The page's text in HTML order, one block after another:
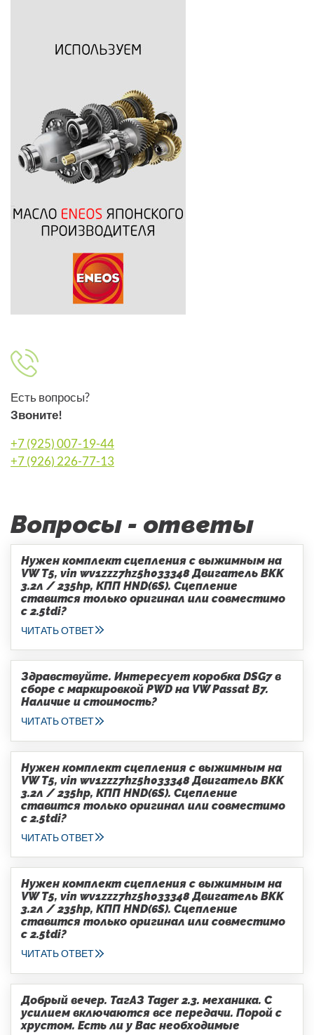
Есть вопросы?
Звоните!
+7 (925) 007-19-44
+7 (926) 226-77-13
Вопросы - ответы
Нужен комплект сцепления с выжимным на
VW T5, vin wv1zzz7hz5h033348 Двигатель BKK
3.2л / 235hp, КПП HND(6S). Сцепление
ставится только оригинал или совместимо
с 2.5tdi?
ЧИТАТЬ ОТВЕТ
Здравствуйте. Интересует коробка DSG7 в
сборе с маркировкой PWD на VW Passat B7.
Наличие и стоимость?
ЧИТАТЬ ОТВЕТ
Нужен комплект сцепления с выжимным на
VW T5, vin wv1zzz7hz5h033348 Двигатель BKK
3.2л / 235hp, КПП HND(6S). Сцепление
ставится только оригинал или совместимо
с 2.5tdi?
ЧИТАТЬ ОТВЕТ
Нужен комплект сцепления с выжимным на
VW T5, vin wv1zzz7hz5h033348 Двигатель BKK
3.2л / 235hp, КПП HND(6S). Сцепление
ставится только оригинал или совместимо
с 2.5tdi?
ЧИТАТЬ ОТВЕТ
Добрый вечер. ТагАЗ Tager 2.3. механика. С
усилием включаются все передачи. Порой с
хрустом. Есть ли у Вас необходимые